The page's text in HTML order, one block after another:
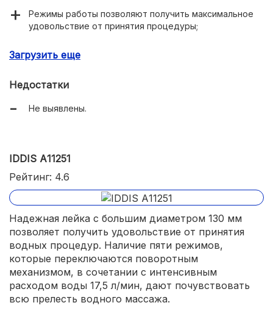
Режимы работы позволяют получить максимальное
удовольствие от принятия процедуры;
Загрузить еще
Недостатки
Не выявлены.
IDDIS А11251
Рейтинг: 4.6
Надежная лейка с большим диаметром 130 мм
позволяет получить удовольствие от принятия
водных процедур. Наличие пяти режимов,
которые переключаются поворотным
механизмом, в сочетании с интенсивным
расходом воды 17,5 л/мин, дают почувствовать
всю прелесть водного массажа.